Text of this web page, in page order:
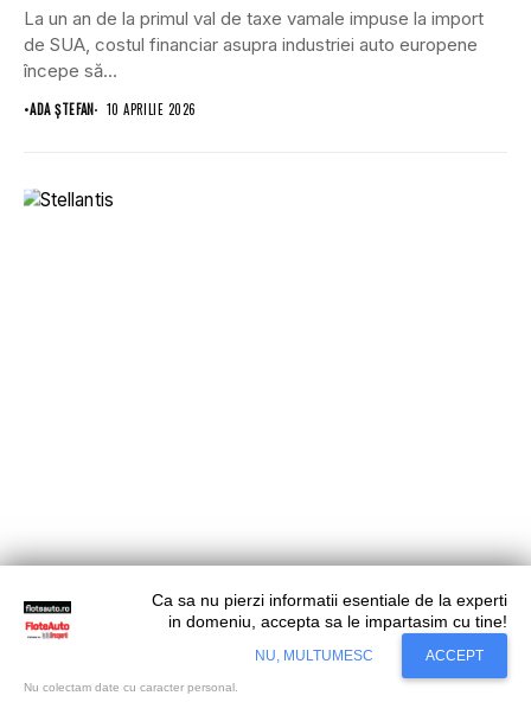
La un an de la primul val de taxe vamale impuse la import
de SUA, costul financiar asupra industriei auto europene
începe să...
•ADA ȘTEFAN 10 APRILIE 2026
Stellantis Pro One, campanie comercială specială
pentru vehicule electrice
Stellantis Pro One lansează o nouă campanie comercială
Situl nostru utilizeaza cookies. Ce inseamna
Accept
Ca sa nu pierzi informatii esentiale de la experti
in domeniu, accepta sa le impartasim cu tine!
NU, MULTUMESC ACCEPT
Nu colectam date cu caracter personal.